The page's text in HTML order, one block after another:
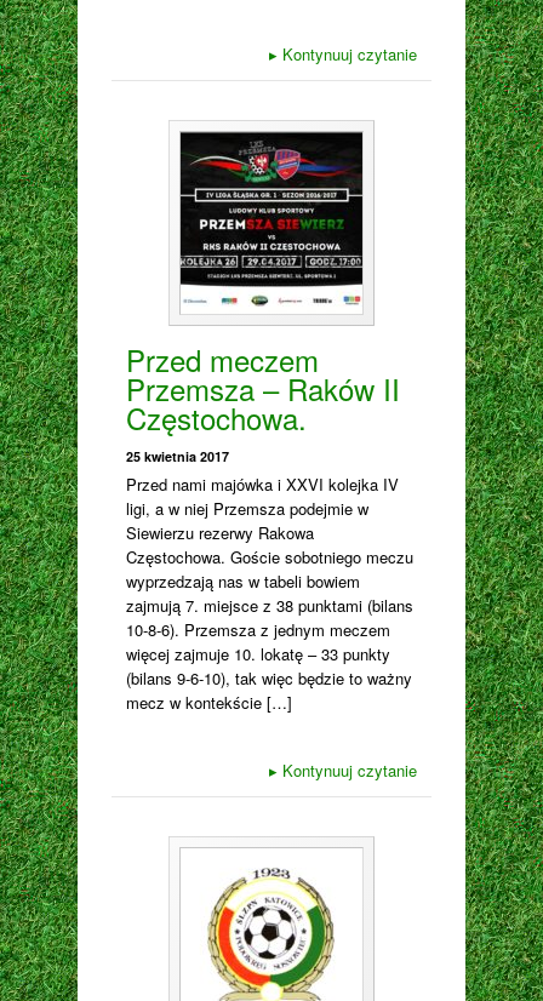
▸ Kontynuuj czytanie
Przed meczem
Przemsza – Raków II
Częstochowa.
25 kwietnia 2017
Przed nami majówka i XXVI kolejka IV
ligi, a w niej Przemsza podejmie w
Siewierzu rezerwy Rakowa
Częstochowa. Goście sobotniego meczu
wyprzedzają nas w tabeli bowiem
zajmują 7. miejsce z 38 punktami (bilans
10-8-6). Przemsza z jednym meczem
więcej zajmuje 10. lokatę – 33 punkty
(bilans 9-6-10), tak więc będzie to ważny
mecz w kontekście […]
▸ Kontynuuj czytanie